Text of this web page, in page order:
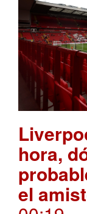
hora,
el